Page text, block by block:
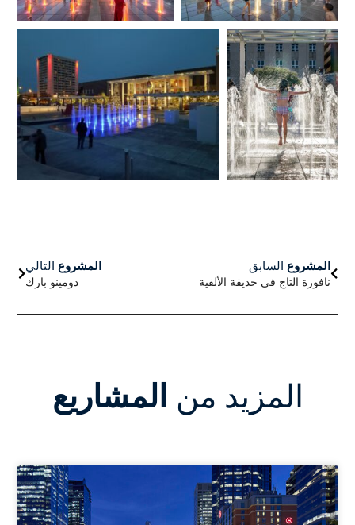
المشروع السابق
نافورة التاج في حديقة الألفية
المشروعالتالي
دومينو بارك
المزيد من المشاريع